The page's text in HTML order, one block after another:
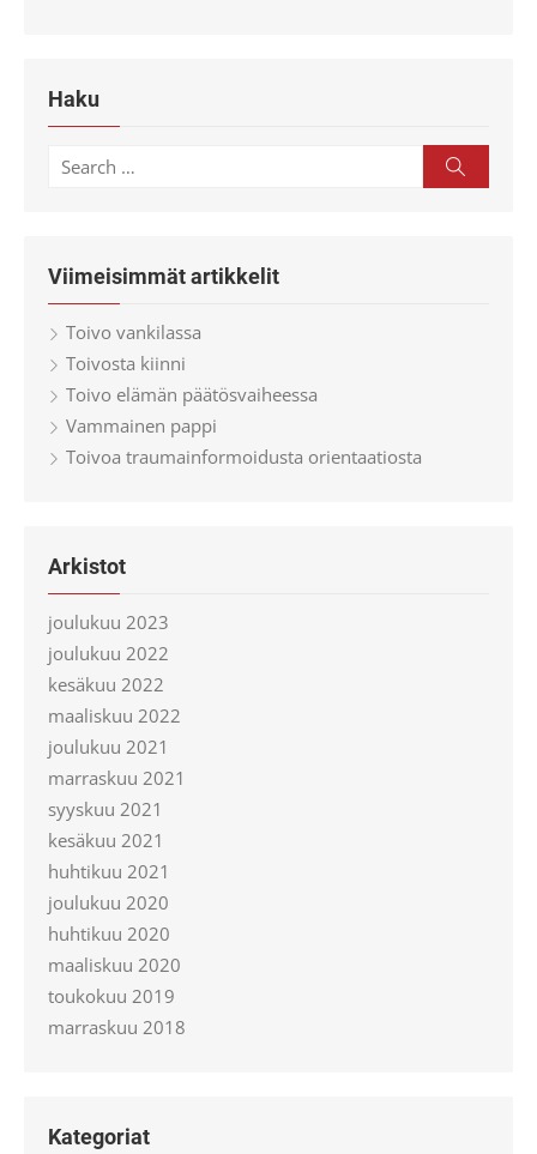
Haku
Search
Viimeisimmät artikkelit
Toivo vankilassa
Toivosta kiinni
Toivo elämän päätösvaiheessa
Vammainen pappi
Toivoa traumainformoidusta orientaatiosta
Arkistot
joulukuu 2023
joulukuu 2022
kesäkuu 2022
maaliskuu 2022
joulukuu 2021
marraskuu 2021
syyskuu 2021
kesäkuu 2021
huhtikuu 2021
joulukuu 2020
huhtikuu 2020
maaliskuu 2020
toukokuu 2019
marraskuu 2018
Kategoriat